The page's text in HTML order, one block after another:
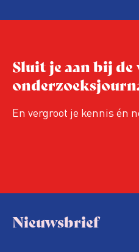
Niet de maker,
relevant in tijden
Hoe moet de
een steeds
Sluit je aan bij
En vergroot je kennis én
Nieuwsbrief